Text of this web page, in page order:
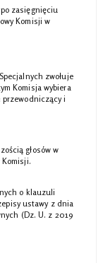
zasięgnięciu
Komisji w
zwołuje
Komisja wybiera
przewodniczący i
głosów w
Komisji.
o klauzuli
ustawy z dnia
(Dz. U. z 2019